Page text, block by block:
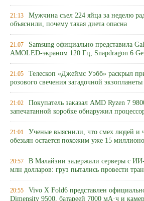
21:13 Мужчина съел 224 яйца за неделю
объяснили, почему такая диета опасна
21:07 Samsung официально представила
AMOLED-экраном 120 Гц, Snapdragon 6
21:05 Телескоп «Джеймс Уэбб» раскрыл
розового свечения загадочной
21:02 Покупатель заказал AMD Ryzen 7
запечатанной коробке обнаружил
21:01 Ученые выяснили, что смех людей и
обезьян остается похожим уже 15
20:57 В Малайзии задержали серверы с
млн долларов: груз пытались провести
20:55 Vivo X Fold6 представлен
Dimensity 9500, батареей 7000 мА·ч и